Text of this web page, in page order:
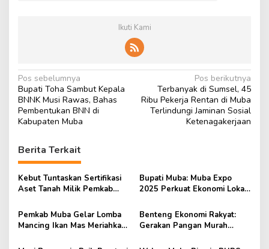
Ikuti Kami
N
a
v
g
a
s
p
o
Pos sebelumnya
Bupati Toha Sambut Kepala
BNNK Musi Rawas, Bahas
Pembentukan BNN di
Kabupaten Muba
Pos berikutnya
Terbanyak di Sumsel, 45
Ribu Pekerja Rentan di Muba
Terlindungi Jaminan Sosial
Ketenagakerjaan
Berita Terkait
Kebut Tuntaskan Sertifikasi
Aset Tanah Milik Pemkab
Bupati Muba: Muba Expo
2025 Perkuat Ekonomi Lokal
Pemkab Muba Gelar Lomba
Mancing Ikan Mas Meriahkan
Benteng Ekonomi Rakyat:
Gerakan Pangan Murah